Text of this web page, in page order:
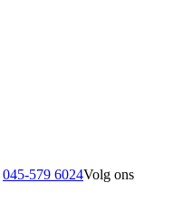
045-579 6024Volg ons